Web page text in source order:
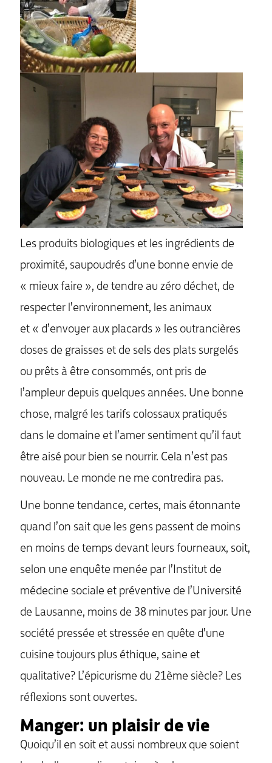
Les produits biologiques et les ingrédients de
proximité, saupoudrés d’une bonne envie de
« mieux faire », de tendre au zéro déchet, de
respecter l’environnement, les animaux
et « d’envoyer aux placards » les outrancières
doses de graisses et de sels des plats surgelés
ou prêts à être consommés, ont pris de
l’ampleur depuis quelques années. Une bonne
chose, malgré les tarifs colossaux pratiqués
dans le domaine et l’amer sentiment qu’il faut
être aisé pour bien se nourrir. Cela n’est pas
nouveau. Le monde ne me contredira pas.
Une bonne tendance, certes, mais étonnante
quand l’on sait que les gens passent de moins
en moins de temps devant leurs fourneaux, soit,
selon une enquête menée par l’Institut de
médecine sociale et préventive de l’Université
de Lausanne, moins de 38 minutes par jour. Une
société pressée et stressée en quête d’une
cuisine toujours plus éthique, saine et
qualitative? L’épicurisme du 21ème siècle? Les
réflexions sont ouvertes.
Manger: un plaisir de vie
Quoiqu’il en soit et aussi nombreux que soient